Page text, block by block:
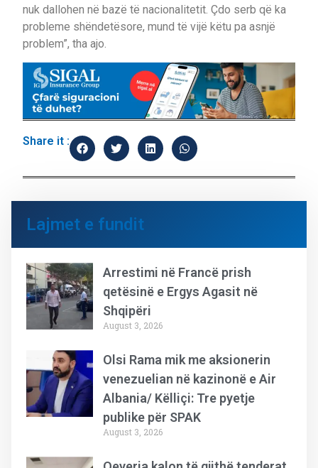
nuk dallohen në bazë të nacionalitetit. Çdo serb që ka
probleme shëndetësore, mund të vijë këtu pa asnjë
problem”, tha ajo.
Share it :
Lajmet e fundit
Arrestimi në Francë prish
qetësinë e Ergys Agasit në
Shqipëri
August 3, 2026
Olsi Rama mik me aksionerin
venezuelian në kazinonë e Air
Albania/ Këlliçi: Tre pyetje
publike për SPAK
August 3, 2026